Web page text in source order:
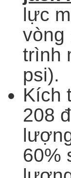
lực
vòng
trình
psi).
Kích
208
60%